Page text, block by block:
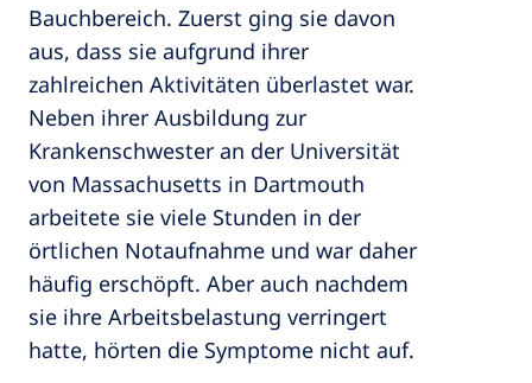
Bauchbereich. Zuerst ging sie davon
aus, dass sie aufgrund ihrer
zahlreichen Aktivitäten überlastet war.
Neben ihrer Ausbildung zur
Krankenschwester an der Universität
von Massachusetts in Dartmouth
arbeitete sie viele Stunden in der
örtlichen Notaufnahme und war daher
häufig erschöpft. Aber auch nachdem
sie ihre Arbeitsbelastung verringert
hatte, hörten die Symptome nicht auf.